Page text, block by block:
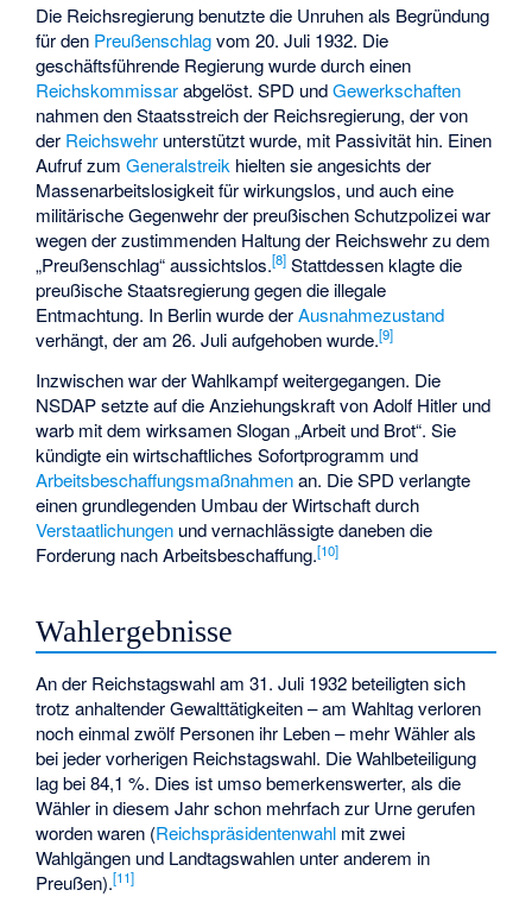
Die Reichsregierung benutzte die Unruhen als Begründung
für den Preußenschlagvom 20. Juli 1932. Die
geschäftsführende Regierung wurde durch einen
Reichskommissarabgelöst. SPD undGewerkschaften
nahmen den Staatsstreich der Reichsregierung, der von
der Reichswehr unterstützt wurde, mit Passivität hin. Einen
Aufruf zumGeneralstreik hielten sie angesichts der
Massenarbeitslosigkeit für wirkungslos, und auch eine
militärische Gegenwehr der preußischen Schutzpolizei war
wegen der zustimmenden Haltung der Reichswehr zu dem
„Preußenschlag“ aussichtslos.[8] Stattdessen klagte die
preußische Staatsregierung gegen die illegale
Entmachtung. In Berlin wurde derAusnahmezustand
verhängt, der am 26. Juli aufgehoben wurde.[9]
Inzwischen war der Wahlkampf weitergegangen. Die
NSDAP setzte auf die Anziehungskraft von Adolf Hitler und
warb mit dem wirksamen Slogan „Arbeit und Brot“. Sie
kündigte ein wirtschaftliches Sofortprogramm und
Arbeitsbeschaffungsmaßnahmenan. Die SPD verlangte
einen grundlegenden Umbau der Wirtschaft durch
Verstaatlichungen und vernachlässigte daneben die
Forderung nach Arbeitsbeschaffung.[10]
Wahlergebnisse
An der Reichstagswahl am 31. Juli 1932 beteiligten sich
trotz anhaltender Gewalttätigkeiten – am Wahltag verloren
noch einmal zwölf Personen ihr Leben – mehr Wähler als
bei jeder vorherigen Reichstagswahl. Die Wahlbeteiligung
lag bei 84,1 %. Dies ist umso bemerkenswerter, als die
Wähler in diesem Jahr schon mehrfach zur Urne gerufen
worden waren (Reichspräsidentenwahl mit zwei
Wahlgängen und Landtagswahlen unter anderem in
Preußen).[11]